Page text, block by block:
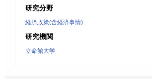
研究分野
経済政策(含経済事情)
研究機関
立命館大学